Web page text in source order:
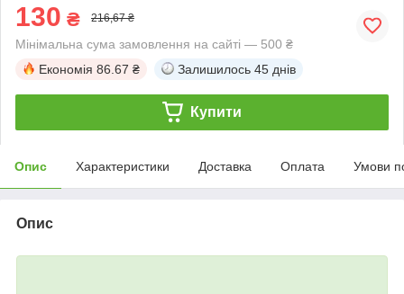
130 ₴ 216,67 ₴
Мінімальна сума замовлення на сайті — 500 ₴
Економія 86.67 ₴ Залишилось 45 днів
Купити
Опис Характеристики Доставка Оплата Умови
Опис